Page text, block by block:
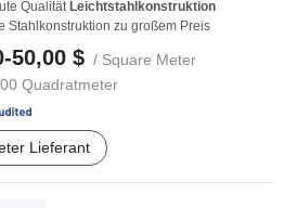
Qualität Leichtstahlkonstruktion
Stahlkonstruktion zu großem Preis
50,00 $ / Square Meter
Quadratmeter
Lieferant